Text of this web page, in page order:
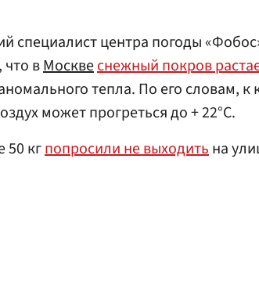
специалист центра погоды
что вМосквеснежный покров
тепла. По его словам, к
может прогреться до + 22°C.
50 кгпопросили не выходитьна